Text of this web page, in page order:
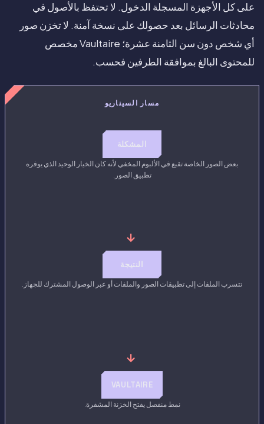
على كل الأجهزة المسجلة الدخول. لا تحتفظ بالأصول في
محادثات الرسائل بعد حصولك على نسخة آمنة. لا تخزن صور
أي شخص دون سن الثامنة عشرة؛ Vaultaire مخصص
للمحتوى البالغ بموافقة الطرفين فحسب.
مسار السيناريو
المشكلة
بعض الصور الخاصة تقبع في الألبوم المخفي لأنه كان الخيار الوحيد الذي يوفره
تطبيق الصور.
→
النتيجة
تتسرب الملفات إلى تطبيقات الصور والملفات أو عبر الوصول المشترك للجهاز.
→
VAULTAIRE
نمط منفصل يفتح الخزنة المشفرة.